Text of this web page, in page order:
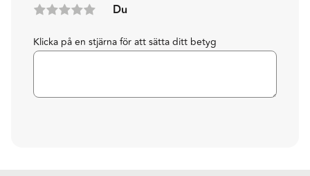
Du
Klicka på en stjärna för att sätta ditt betyg